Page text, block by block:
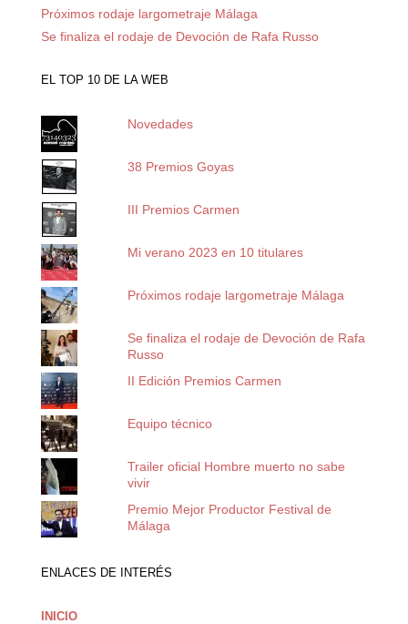
Próximos rodaje largometraje Málaga
Se finaliza el rodaje de Devoción de Rafa Russo
EL TOP 10 DE LA WEB
Novedades
38 Premios Goyas
III Premios Carmen
Mi verano 2023 en 10 titulares
Próximos rodaje largometraje Málaga
Se finaliza el rodaje de Devoción de Rafa
Russo
II Edición Premios Carmen
Equipo técnico
Trailer oficial Hombre muerto no sabe
vivir
Premio Mejor Productor Festival de
Málaga
ENLACES DE INTERÉS
INICIO